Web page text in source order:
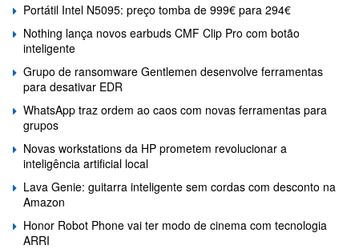
Portátil Intel N5095: preço tomba de 999€ para 294€
Nothing lança novos earbuds CMF Clip Pro com botão
inteligente
Grupo de ransomware Gentlemen desenvolve ferramentas
para desativar EDR
WhatsApp traz ordem ao caos com novas ferramentas para
grupos
Novas workstations da HP prometem revolucionar a
inteligência artificial local
Lava Genie: guitarra inteligente sem cordas com desconto na
Amazon
Honor Robot Phone vai ter modo de cinema com tecnologia
ARRI